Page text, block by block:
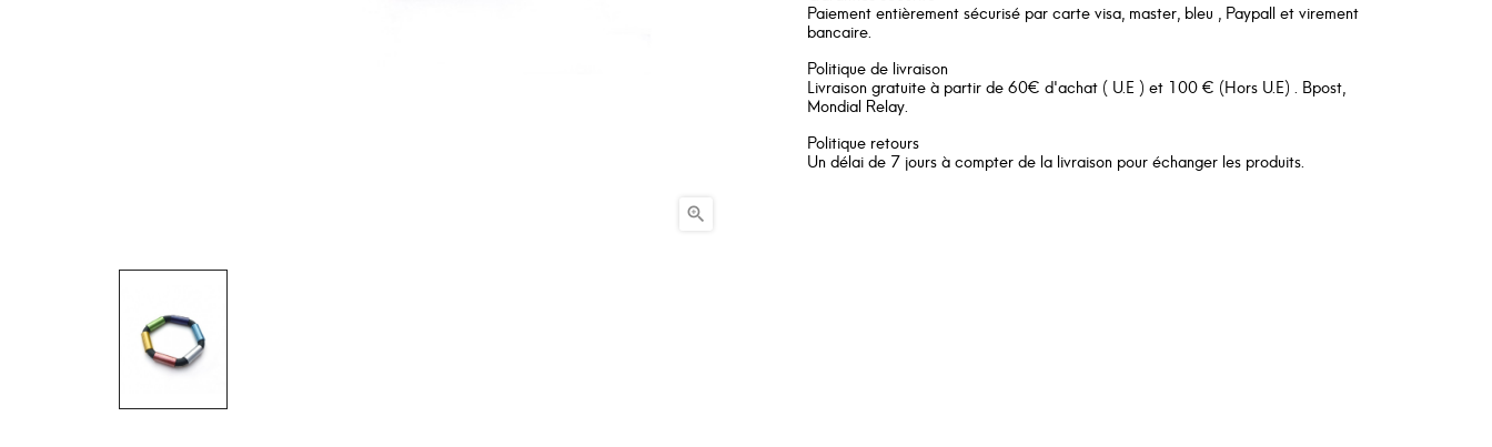

Paiement entièrement sécurisé par carte visa, master, bleu , Paypall et virement
bancaire.
Politique de livraison
Livraison gratuite à partir de 60€ d'achat ( U.E ) et 100 € (Hors U.E) . Bpost,
Mondial Relay.
Politique retours
Un délai de 7 jours à compter de la livraison pour échanger les produits.